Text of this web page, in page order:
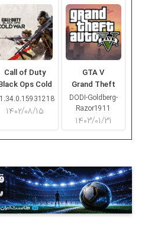
GTA V
Grand Theft
Auto V
DODI-Goldberg-
Razor1911
۱۴۰۳/۰۱/۳۱
Call of Duty
Ops Cold
War
۱۴۰۲/۰۸/۱۵